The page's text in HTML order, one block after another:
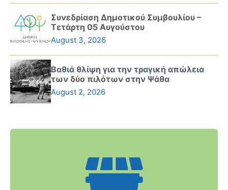
Συνεδρίαση Δημοτικού Συμβουλίου –
Τετάρτη 05 Αυγούστου
August 3, 2026
Βαθιά θλίψη για την τραγική απώλεια
των δύο πιλότων στην Ψάθα
August 2, 2026